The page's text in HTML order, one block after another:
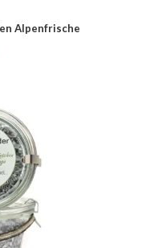
Alpenfrische